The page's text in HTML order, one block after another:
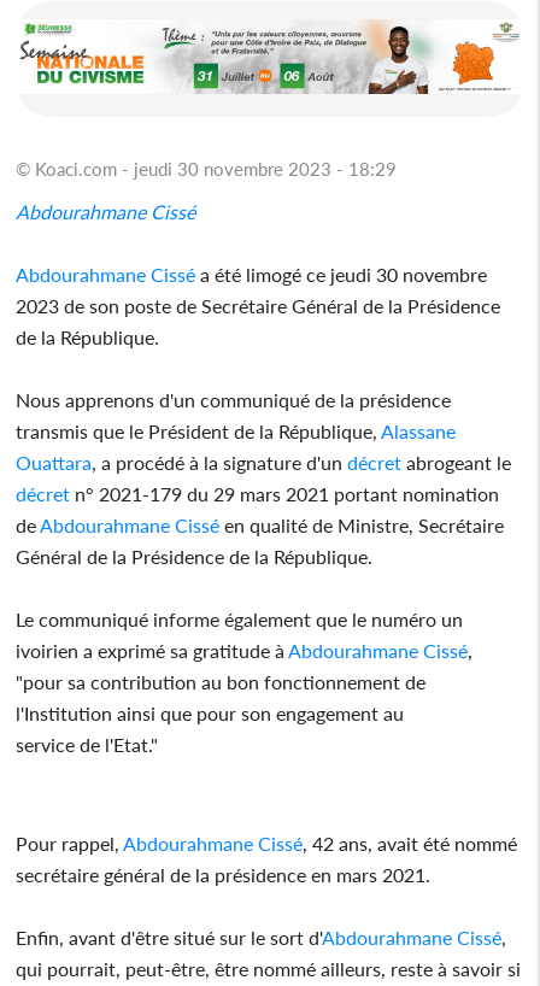
© Koaci.com - jeudi 30 novembre 2023 - 18:29
Abdourahmane Cissé
Abdourahmane Cissé a été limogé ce jeudi 30 novembre
2023 de son poste de Secrétaire Général de la Présidence
de la République.
Nous apprenons d'un communiqué de la présidence
transmis que le Président de la République,Alassane
Ouattara, a procédé à la signature d'undécret abrogeant le
décret n° 2021-179 du 29 mars 2021 portant nomination
deAbdourahmane Cissé en qualité de Ministre, Secrétaire
Général de la Présidence de la République.
Le communiqué informe également que le numéro un
ivoirien a exprimé sa gratitude àAbdourahmane Cissé,
"pour sa contribution au bon fonctionnement de
l'Institution ainsi que pour son engagement au
service de l'Etat."
Pour rappel,Abdourahmane Cissé, 42 ans, avait été nommé
secrétaire général de la présidence en mars 2021.
Enfin, avant d'être situé sur le sort d'Abdourahmane Cissé,
qui pourrait, peut-être, être nommé ailleurs, reste à savoir si